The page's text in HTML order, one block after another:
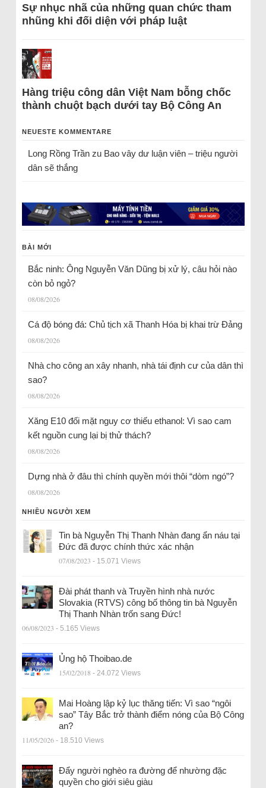
Sự nhục nhã của những quan chức tham
nhũng khi đối diện với pháp luật
Hàng triệu công dân Việt Nam bỗng chốc
thành chuột bạch dưới tay Bộ Công An
NEUESTE KOMMENTARE
Long Rồng Trầnzu Bao vây dư luận viên – triệu người
dân sẽ thắng
BÀI MỚI
Bắc ninh: Ông Nguyễn Văn Dũng bị xử lý, câu hỏi nào
còn bỏ ngỏ?
08/08/2026
Cá độ bóng đá: Chủ tịch xã Thanh Hóa bị khai trừ Đảng
08/08/2026
Nhà cho công an xây nhanh, nhà tái định cư của dân thì
sao?
08/08/2026
Xăng E10 đối mặt nguy cơ thiếu ethanol: Vì sao cam
kết nguồn cung lại bị thử thách?
08/08/2026
Dựng nhà ở đâu thì chính quyền mới thôi “dòm ngó”?
08/08/2026
NHIỀU NGƯỜI XEM
Tin bà Nguyễn Thị Thanh Nhàn đang ẩn náu tại
Đức đã được chính thức xác nhận
07/08/2023 - 15.071 Views
Đài phát thanh và Truyền hình nhà nước
Slovakia (RTVS) công bố thông tin bà Nguyễn
Thị Thanh Nhàn trốn sang Đức!
06/08/2023 - 5.165 Views
Ủng hộ Thoibao.de
15/02/2018 - 24.072 Views
Mai Hoàng lập kỷ lục thăng tiến: Vì sao “ngôi
sao” Tây Bắc trở thành điểm nóng của Bộ Công
an?
11/05/2026 - 18.510 Views
Đẩy người nghèo ra đường để nhường đặc
quyền cho giới siêu giàu